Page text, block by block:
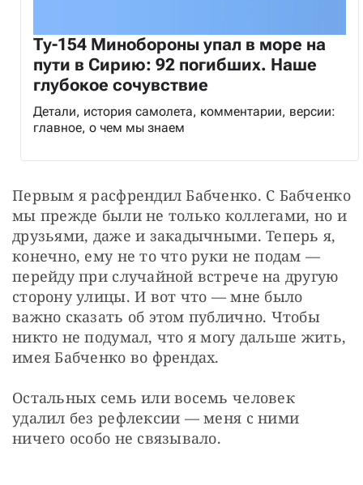
Ту-154 Минобороны упал в море на
пути в Сирию: 92 погибших. Наше
глубокое сочувствие
Детали, история самолета, комментарии, версии:
главное, о чем мы знаем
Первым я расфрендил Бабченко. С Бабченко
мы прежде были не только коллегами, но и
друзьями, даже и закадычными. Теперь я,
конечно, ему не то что руки не подам —
перейду при случайной встрече на другую
сторону улицы. И вот что — мне было
важно сказать об этом публично. Чтобы
никто не подумал, что я могу дальше жить,
имея Бабченко во френдах.
Остальных семь или восемь человек
удалил без рефлексии — меня с ними
ничего особо не связывало.